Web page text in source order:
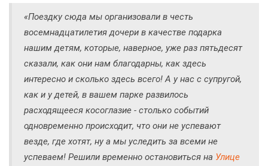
«Поездку сюда мы организовали в честь
восемнадцатилетия дочери в качестве подарка
нашим детям, которые, наверное, уже раз пятьдесят
сказали, как они нам благодарны, как здесь
интересно и сколько здесь всего! А у нас с супругой,
как и у детей, в вашем парке развилось
расходящееся косоглазие - столько событий
одновременно происходит, что они не успевают
везде, где хотят, ну а мы уследить за всеми не
успеваем! Решили временно остановиться на Улице